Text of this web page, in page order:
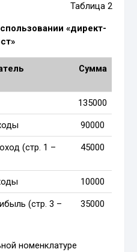
Таблица 2
«директ-
Сумма
135000
90000
(стр. 1 –
45000
10000
(стр. 3 –
35000
номенклатуре